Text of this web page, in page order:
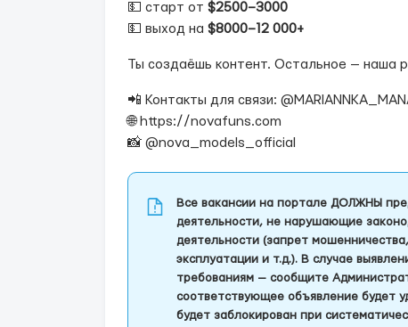
💵 старт от $2500–3000
💵 выход на $8000–12 000+
Ты создаёшь контент. Остальное — наша
📲 Контакты для связи:
🌐 https://novafuns.com
📸 @nova_models_official
Все вакансии на портале ДОЛЖНЫ
деятельности, не нарушающие
деятельности (запрет
эксплуатации и т.д.). В случае
требованиям — сообщите
соответствующее объявление будет
будет заблокирован при